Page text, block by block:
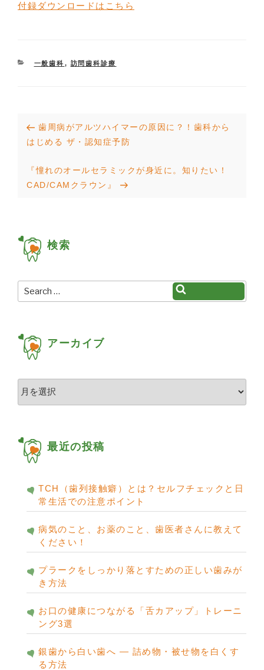
付録ダウンロードはこちら
CATEGORIES
一般歯科 , 訪問歯科診療
投
稿
ナ
ビ
シ
ョ
ン
Previous
Post
歯周病がアルツハイマーの原因に？！歯科から
はじめる ザ・認知症予防
Next
Post
『憧れのオールセラミックが身近に。知りたい！
CAD/CAMクラウン』
検索
Search
for:
アーカイブ
ア
ブ
最近の投稿
TCH（歯列接触癖）とは？セルフチェックと日
常生活での注意ポイント
病気のこと、お薬のこと、歯医者さんに教えて
ください！
プラークをしっかり落とすための正しい歯みが
き方法
お口の健康につながる「舌カアップ」トレーニ
ング3選
銀歯から白い歯へ ― 詰め物・被せ物を白くす
る方法